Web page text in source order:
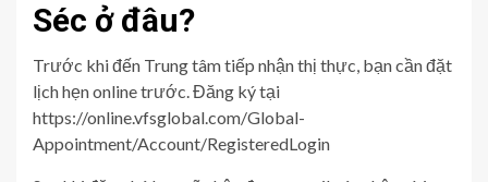
Séc ở đâu?
Trước khi đến Trung tâm tiếp nhận thị thực, bạn cần đặt
lịch hẹn online trước. Đăng ký tại
https://online.vfsglobal.com/Global-
Appointment/Account/RegisteredLogin